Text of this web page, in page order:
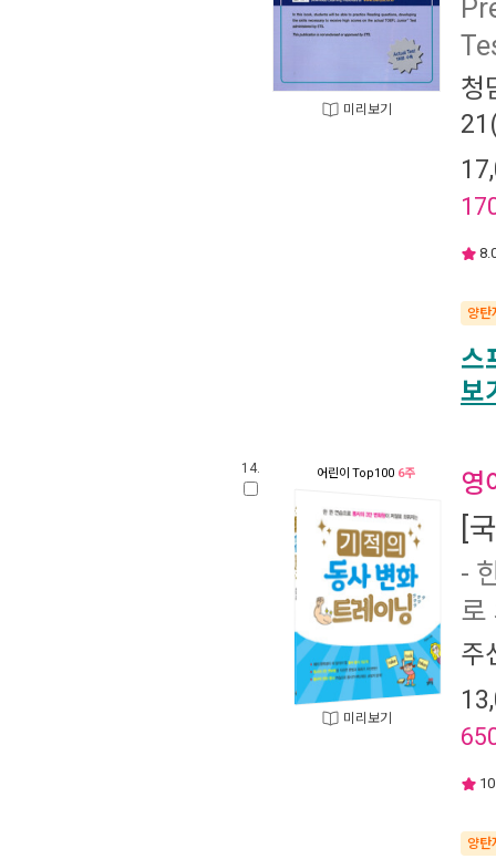
미리보기
청
양탄
스
보
14. 어린이 Top100 6주
미리보기
영
[
-
로
주
양탄